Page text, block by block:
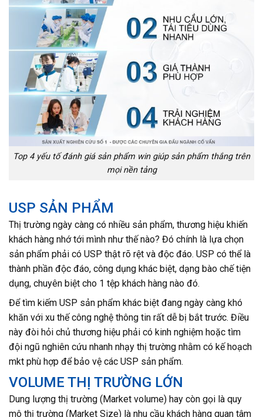
Top 4 yếu tố đánh giá sản phẩm win giúp sản phẩm thắng trên
mọi nền tảng
USP SẢN PHẨM
Thị trường ngày càng có nhiều sản phẩm, thương hiệu khiến
khách hàng nhớ tới mình như thế nào? Đó chính là lựa chọn
sản phẩm phải có USP thật rõ rệt và độc đáo. USP có thể là
thành phần độc đáo, công dụng khác biệt, dạng bào chế tiện
dụng, chuyên biệt cho 1 tệp khách hàng nào đó.
Để tìm kiếm USP sản phẩm khác biệt đang ngày càng khó
khăn với xu thế công nghệ thông tin rất dễ bị bắt trước. Điều
này đòi hỏi chủ thương hiệu phải có kinh nghiệm hoặc tìm
đội ngũ nghiên cứu nhanh nhạy thị trường nhằm có kế hoạch
mkt phù hợp để bảo vệ các USP sản phẩm.
VOLUME THỊ TRƯỜNG LỚN
Dung lượng thị trường (Market volume) hay còn gọi là quy
mô thị trường (Market Size) là nhu cầu khách hàng quan tâm